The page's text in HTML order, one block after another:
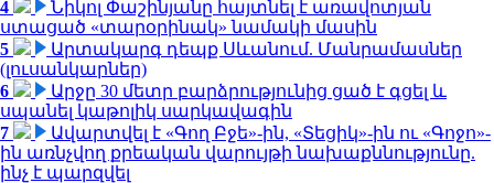
4
Նիկոլ Փաշինյանը հայտնել է առավոտյան
ստացած «տարօրինակ» նամակի մասին
5
Արտակարգ դեպք Սևանում. Մանրամասներ
(լուսանկարներ)
6
Արջը 30 մետր բարձրությունից ցած է գցել և
սպանել կաթոլիկ սարկավագին
7
Ավարտվել է «Գող Բջե»-ին, «Տեցիկ»-ին ու «Գոջո»-
ին առնչվող քրեական վարույթի նախաքննությունը.
ինչ է պարզվել